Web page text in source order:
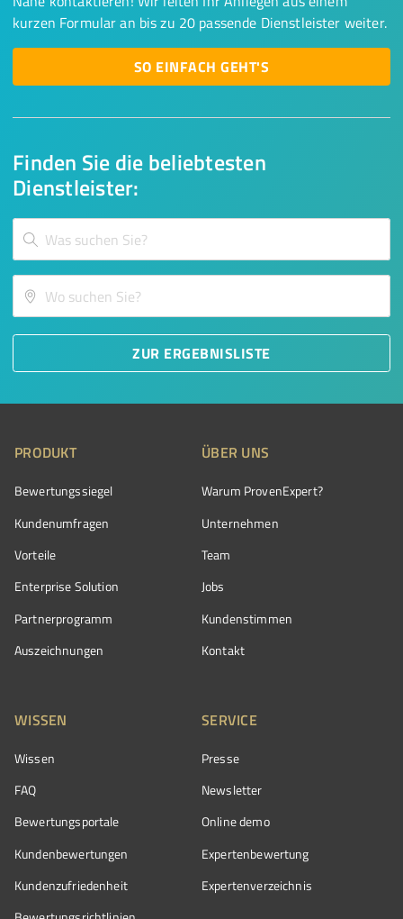
Finden Sie die beliebtesten
Dienstleister:
ZUR ERGEBNISLISTE
kurzen Formular an bis zu 20 passende Dienstleister weiter.
SO EINFACH GEHT'S
PRODUKT
Bewertungssiegel
Kundenumfragen
Vorteile
Enterprise Solution
Partnerprogramm
Auszeichnungen
ÜBER UNS
Warum ProvenExpert?
Unternehmen
Team
Jobs
Kundenstimmen
Kontakt
WISSEN
Wissen
FAQ
Bewertungsportale
Kundenbewertungen
Kundenzufriedenheit
SERVICE
Presse
Newsletter
Online demo
Expertenbewertung
Expertenverzeichnis